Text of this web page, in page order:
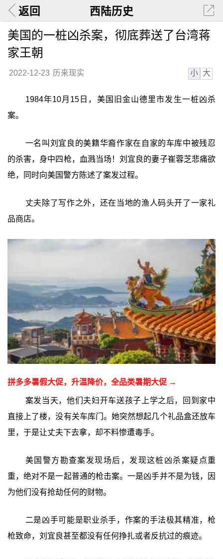
返回 西陆历史
美国的一桩凶杀案，彻底葬送了台湾蒋
家王朝
2022-12-23 历来现实 小 大
1984年10月15日，美国旧金山德里市发生一桩凶杀
案。
一名叫刘宜良的美籍华裔作家在自家的车库中被残忍
的杀害，身中四枪，血溅当场！刘宜良的妻子崔蓉芝悲痛欲
绝，同时向美国警方陈述了案发过程。
丈夫除了写作之外，还在当地的渔人码头开了一家礼
品商店。
拼多多暑假大促，升温降价，全品类暑期大促 →
案发当天，他们夫妇开车送孩子上学之后，回到家中
直接上了楼，没有关车库门。她突然想起几个礼品盒还放车
里，于是让丈夫下去拿，却不料惨遭毒手。
美国警方勘查案发现场后，发现这桩凶杀案疑点重
重，绝对不是一起普通的枪击案。一是凶手并不是为钱，因
为他们没有抢劫任何的财物。
二是凶手可能是职业杀手，作案的手法极其精准，枪
枪致命，刘宜良甚至都没有任何挣扎或者反抗过的痕迹。